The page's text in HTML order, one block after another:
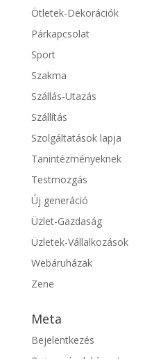
Ötletek-Dekorációk
Párkapcsolat
Sport
Szakma
Szállás-Utazás
Szállítás
Szolgáltatások lapja
Tanintézményeknek
Testmozgás
Új generáció
Üzlet-Gazdaság
Üzletek-Vállalkozások
Webáruházak
Zene
Meta
Bejelentkezés